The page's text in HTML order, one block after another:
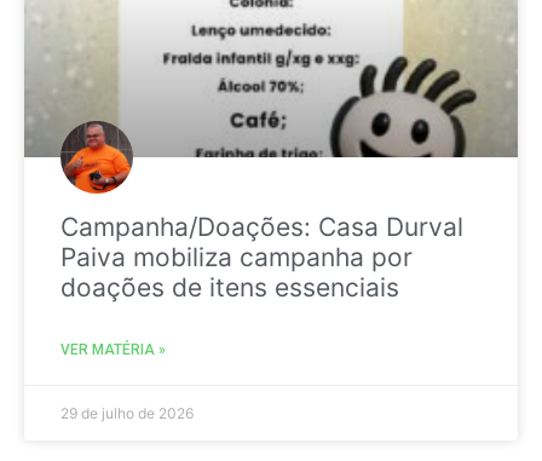
Campanha/Doações: Casa Durval
Paiva mobiliza campanha por
doações de itens essenciais
VER MATÉRIA »
29 de julho de 2026